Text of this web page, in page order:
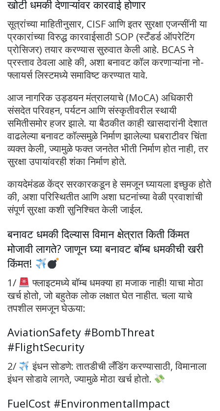
खोटी धमकी देणाऱ्यांवर कारवाई होणार
सूत्रांच्या माहितीनुसार, CISF आणि इतर सुरक्षा एजन्सींनी या
प्रकारांच्या विरुद्ध कारवाईसाठी SOP (स्टँडर्ड ऑपरेटिंग
प्रोसिजर) तयार करण्यास सुरुवात केली आहे. BCAS ने
प्रस्ताव ठेवला आहे की, अशा बनावट कॉल करणाऱ्यांना नो-
फ्लायर्स लिस्टमध्ये समाविष्ट करण्यात यावे.
आज नागरिक उड्डयन मंत्रालयाचे (MoCA) अधिकारी
संसदेत परिवहन, पर्यटन आणि संस्कृतीवरील स्थायी
समितीसमोर हजर झाले. या बैठकीत काही खासदारांनी देशात
वाढलेल्या बनावट कॉल्समुळे निर्माण झालेल्या घबराटीवर चिंता
व्यक्त केली, ज्यामुळे फक्त जनतेत भीती निर्माण होत नाही, तर
सुरक्षा उपायांवरही शंका निर्माण होते.
कायदेमंडळ केंद्र सरकारकडून हे समजून घ्यायला इच्छुक होते
की, अशा परिस्थितीत आणि अशा घटनांच्या वेळी प्रवाशांची
संपूर्ण सुरक्षा कशी सुनिश्चित केली जाईल.
बनावट धमकी दिल्यास विमान क्षेत्रात किती किंमत
मोजावी लागते? जाणून घ्या बनावट बॉम्ब धमकीची खरी
किंमत!
1/
फ्लाइटमध्ये बॉम्ब धमक्या हा मजाक नाही! याचा मोठा
खर्च होतो, जो बहुतेक लोक लक्षात घेत नाहीत. चला याचे
तपशील समजून घेऊया:
AviationSafety #BombThreat
#FlightSecurity
2/
इंधन सोडणे: तातडीची लँडिंग करण्यासाठी, विमानाला
इंधन सोडावे लागते, ज्यामुळे मोठा खर्च होतो.
FuelCost #EnvironmentalImpact